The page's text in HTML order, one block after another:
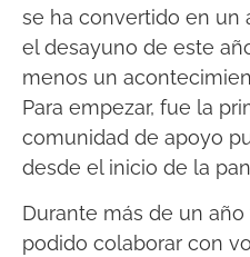
se ha convertido en un
el desayuno de este
menos un
Para empezar, fue la
comunidad de apoyo
desde el inicio de la
Durante más de un
podido colaborar con